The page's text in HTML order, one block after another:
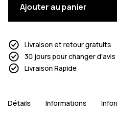
Ajouter au panier
Livraison et retour gratuits
30 jours pour changer d'avis
Livraison Rapide
Détails Informations